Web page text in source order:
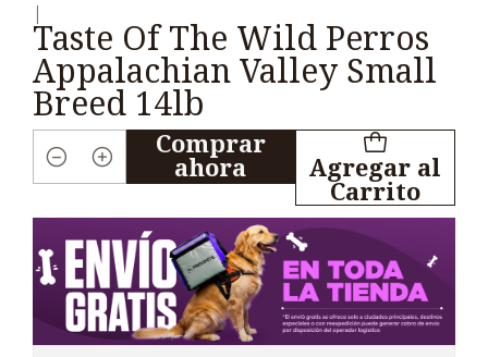
Taste Of The Wild Perros
Appalachian Valley Small
Breed 14lb
Cantidad
Agregar al
Carrito
Comprar
ahora